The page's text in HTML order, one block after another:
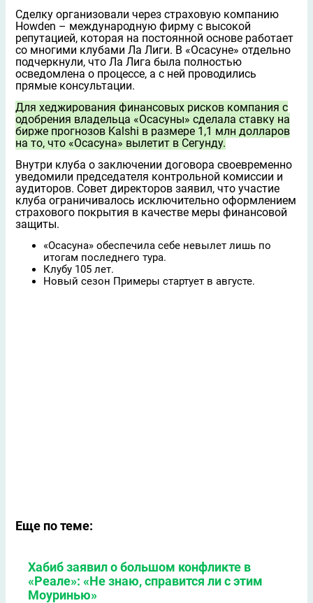
Сделку организовали через страховую компанию
Howden – международную фирму с высокой
репутацией, которая на постоянной основе работает
со многими клубами Ла Лиги. В «Осасуне» отдельно
подчеркнули, что Ла Лига была полностью
осведомлена о процессе, а с ней проводились
прямые консультации.
Для хеджирования финансовых рисков компания с
одобрения владельца «Осасуны» сделала ставку на
бирже прогнозов Kalshi в размере 1,1 млн долларов
на то, что «Осасуна» вылетит в Сегунду.
Внутри клуба о заключении договора своевременно
уведомили председателя контрольной комиссии и
аудиторов. Совет директоров заявил, что участие
клуба ограничивалось исключительно оформлением
страхового покрытия в качестве меры финансовой
защиты.
«Осасуна» обеспечила себе невылет лишь по
итогам последнего тура.
Клубу 105 лет.
Новый сезон Примеры стартует в августе.
Еще по теме:
Хабиб заявил о большом конфликте в
«Реале»: «Не знаю, справится ли с этим
Моуринью»